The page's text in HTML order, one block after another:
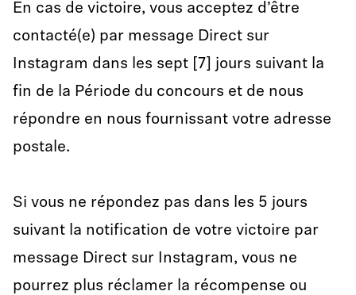
En cas de victoire, vous acceptez d’être
contacté(e) par message Direct sur
Instagram dans les sept [7] jours suivant la
fin de la Période du concours et de nous
répondre en nous fournissant votre adresse
postale.
Si vous ne répondez pas dans les 5 jours
suivant la notification de votre victoire par
message Direct sur Instagram, vous ne
pourrez plus réclamer la récompense ou